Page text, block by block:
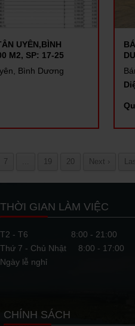
UYÊN,BÌNH
M2, SP: 17-25
Bình Dương
7 19 20 Next ›
THỜI GIAN LÀM VIỆC
T2 - T6
8:00 - 21:00
Thứ 7 - Chủ Nhật
8:00 - 17:00
Ngày lễ nghỉ
CHÍNH SÁCH